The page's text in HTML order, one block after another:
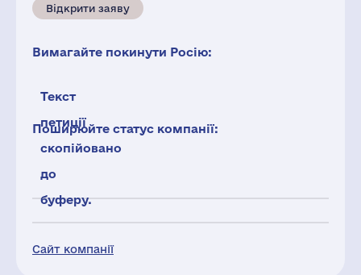
Сайт компанії
Відкрити заяву
Вимагайте покинути Росію:
Текст
петиції
скопійовано
до
буферу.
Поширюйте статус компанії: